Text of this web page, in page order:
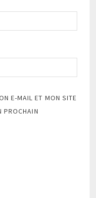
E-MAIL ET MON SITE
PROCHAIN